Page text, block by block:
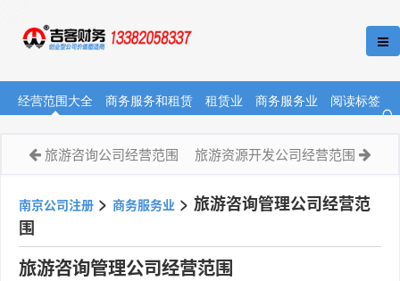
经营范围大全 商务服务和租赁 租赁业 商务服务业 阅读标签
旅游咨询公司经营范围 旅游资源开发公司经营范围
南京公司注册 > 商务服务业 > 旅游咨询管理公司经营范
围
旅游咨询管理公司经营范围